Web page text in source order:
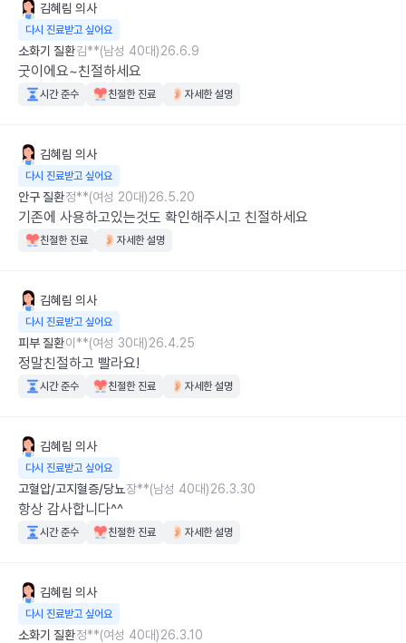
김혜림 의사
다시 진료받고 싶어요
소화기 질환김**(남성 40대)26.6.9
굿이에요~친절하세요
시간 준수 친절한 진료 자세한 설명
김혜림 의사
다시 진료받고 싶어요
안구 질환정**(여성 20대)26.5.20
기존에 사용하고있는것도 확인해주시고 친절하세요
친절한 진료 자세한 설명
김혜림 의사
다시 진료받고 싶어요
피부 질환이**(여성 30대)26.4.25
정말친절하고 빨라요!
시간 준수 친절한 진료 자세한 설명
김혜림 의사
다시 진료받고 싶어요
고혈압/고지혈증/당뇨장**(남성 40대)26.3.30
항상 감사합니다^^
시간 준수 친절한 진료 자세한 설명
김혜림 의사
다시 진료받고 싶어요
소화기 질환정**(여성 40대)26.3.10